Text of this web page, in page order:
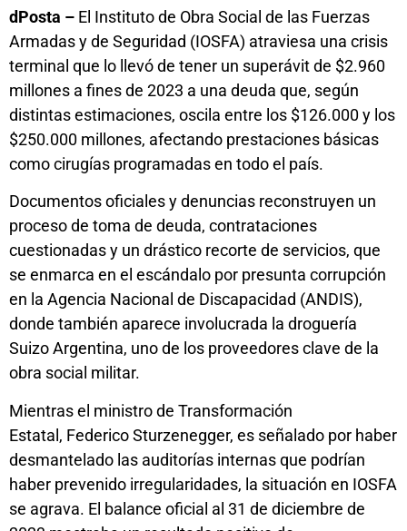
dPosta – El Instituto de Obra Social de las Fuerzas
Armadas y de Seguridad (IOSFA) atraviesa una crisis
terminal que lo llevó de tener un superávit de $2.960
millones a fines de 2023 a una deuda que, según
distintas estimaciones, oscila entre los $126.000 y los
$250.000 millones, afectando prestaciones básicas
como cirugías programadas en todo el país.
Documentos oficiales y denuncias reconstruyen un
proceso de toma de deuda, contrataciones
cuestionadas y un drástico recorte de servicios, que
se enmarca en el escándalo por presunta corrupción
en la Agencia Nacional de Discapacidad (ANDIS),
donde también aparece involucrada la droguería
Suizo Argentina, uno de los proveedores clave de la
obra social militar.
Mientras el ministro de Transformación
Estatal, Federico Sturzenegger, es señalado por haber
desmantelado las auditorías internas que podrían
haber prevenido irregularidades, la situación en IOSFA
se agrava. El balance oficial al 31 de diciembre de